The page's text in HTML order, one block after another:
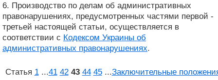
6. Производство по делам об административных
правонарушениях, предусмотренных частями первой -
третьей настоящей статьи, осуществляется в
соответствии с Кодексом Украины об
административных правонарушениях.
Статья 1 ...41 42 43 44 45 ...Заключительные